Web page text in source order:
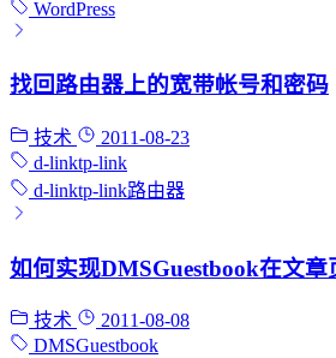
WordPress
找回路由器上的宽带帐号和密码
技术
2011-08-23
d-linktp-link
d-linktp-link路由器
如何实现DMSGuestbook在文章
技术
2011-08-08
DMSGuestbook